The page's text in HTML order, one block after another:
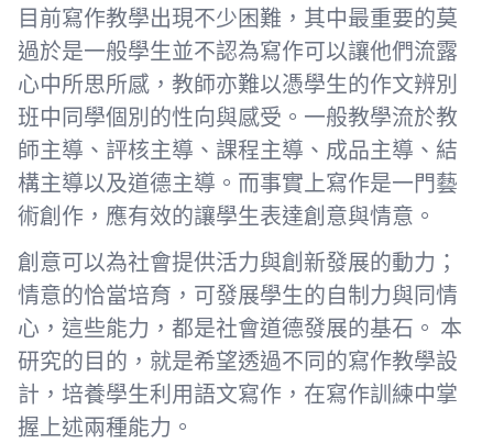
目前寫作教學出現不少困難，其中最重要的莫
過於是一般學生並不認為寫作可以讓他們流露
心中所思所感，教師亦難以憑學生的作文辨別
班中同學個別的性向與感受。一般教學流於教
師主導、評核主導、課程主導、成品主導、結
構主導以及道德主導。而事實上寫作是一門藝
術創作，應有效的讓學生表達創意與情意。
創意可以為社會提供活力與創新發展的動力；
情意的恰當培育，可發展學生的自制力與同情
心，這些能力，都是社會道德發展的基石。 本
研究的目的，就是希望透過不同的寫作教學設
計，培養學生利用語文寫作，在寫作訓練中掌
握上述兩種能力。